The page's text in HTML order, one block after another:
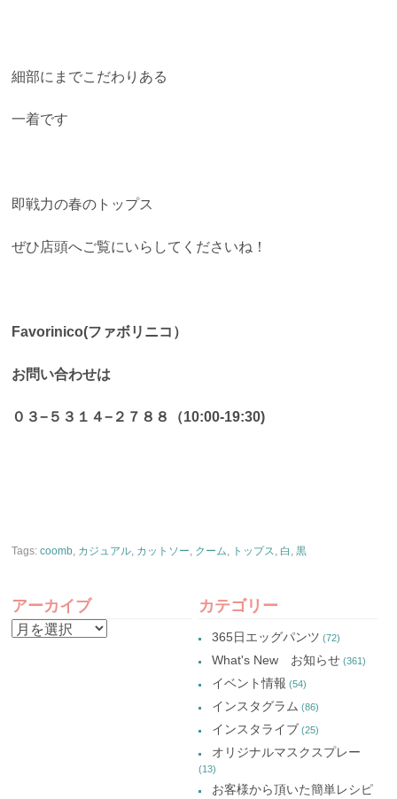
細部にまでこだわりある
一着です
即戦力の春のトップス
ぜひ店頭へご覧にいらしてくださいね！
Favorinico(ファボリニコ）
お問い合わせは
０３−５３１４−２７８８（10:00-19:30)
Tags:coomb カジュアル カットソー クーム トップス 白 ,黒
アーカイブ
ア
カテゴリー
365日エッグパンツ (72)
What's New お知らせ(361)
イベント情報 (54)
インスタグラム (86)
インスタライブ (25)
オリジナルマスクスプレー
(13)
お客様から頂いた簡単レシピ